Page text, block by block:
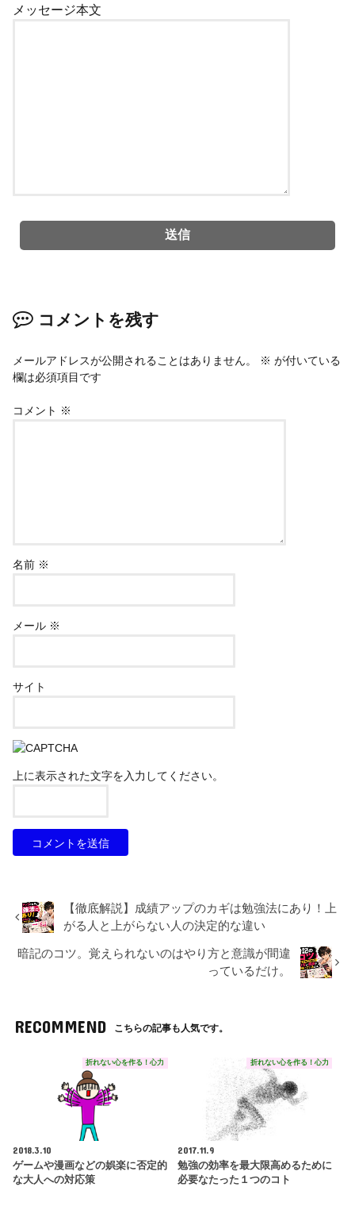
メッセージ本文
コメントを残す
メールアドレスが公開されることはありません。 ※ が付いている
欄は必須項目です
コメント ※
名前 ※
メール ※
サイト
上に表示された文字を入力してください。
【徹底解説】成績アップのカギは勉強法にあり！上
がる人と上がらない人の決定的な違い
暗記のコツ。覚えられないのはやり方と意識が間違
っているだけ。
RECOMMEND こちらの記事も人気です。
折れない心を作る！心力
2018.3.10
ゲームや漫画などの娯楽に否定的
な大人への対応策
折れない心を作る！心力
2017.11.9
勉強の効率を最大限高めるために
必要なたった１つのコト